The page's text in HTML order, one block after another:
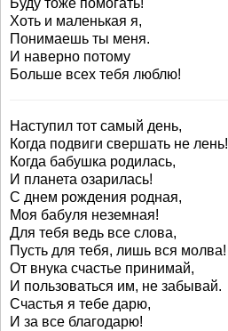
Буду тоже помогать!
Хоть и маленькая я,
Понимаешь ты меня.
И наверно потому
Больше всех тебя люблю!
Наступил тот самый день,
Когда подвиги свершать не лень!
Когда бабушка родилась,
И планета озарилась!
С днем рождения родная,
Моя бабуля неземная!
Для тебя ведь все слова,
Пусть для тебя, лишь вся молва!
От внука счастье принимай,
И пользоваться им, не забывай.
Счастья я тебе дарю,
И за все благодарю!